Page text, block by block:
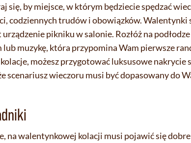
się, by miejsce, w którym będziecie spędzać
codziennych trudów i obowiązków. Walentynki
pikniku w salonie. Rozłóż na
muzykę, która przypomina Wam pierwsze
możesz przygotować luksusowe nakrycie
scenariusz wieczoru musi być dopasowany do
na walentynkowej kolacji musi pojawić się